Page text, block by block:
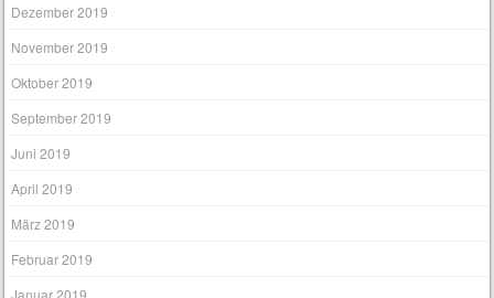
Dezember 2019
November 2019
Oktober 2019
September 2019
Juni 2019
April 2019
März 2019
Februar 2019
Januar 2019